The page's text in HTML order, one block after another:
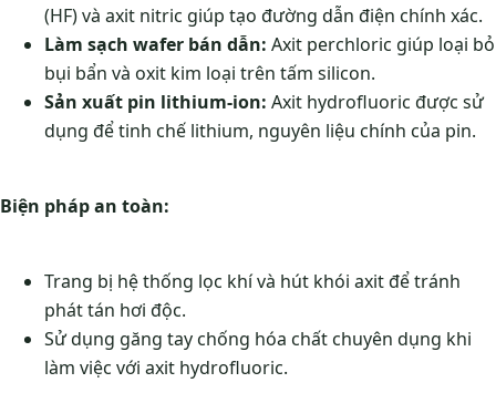
(HF) và axit nitric giúp tạo đường dẫn điện chính xác.
Làm sạch wafer bán dẫn: Axit perchloric giúp loại bỏ
bụi bẩn và oxit kim loại trên tấm silicon.
Sản xuất pin lithium-ion: Axit hydrofluoric được sử
dụng để tinh chế lithium, nguyên liệu chính của pin.
Biện pháp an toàn:
Trang bị hệ thống lọc khí và hút khói axit để tránh
phát tán hơi độc.
Sử dụng găng tay chống hóa chất chuyên dụng khi
làm việc với axit hydrofluoric.